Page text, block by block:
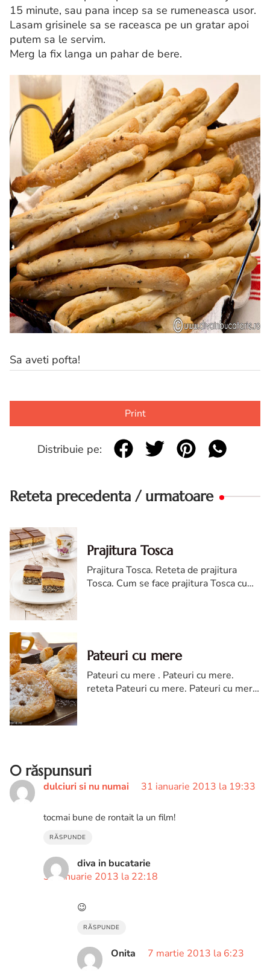
15 minute, sau pana incep sa se rumeneasca usor.
Lasam grisinele sa se raceasca pe un gratar apoi
putem sa le servim.
Merg la fix langa un pahar de bere.
Sa aveti pofta!
Print
Distribuie pe:
Reteta precedenta / urmatoare
Prajitura Tosca
Prajitura Tosca. Reteta de prajitura
Tosca. Cum se face prajitura Tosca cu
Pateuri cu mere
Pateuri cu mere . Pateuri cu mere.
reteta Pateuri cu mere. Pateuri cu mere
0 răspunsuri
dulciuri si nu numai 31 ianuarie 2013 la 19:33
tocmai bune de rontait la un film!
RĂSPUNDE
diva in bucatarie
31 ianuarie 2013 la 22:18
😉
RĂSPUNDE
Onita 7 martie 2013 la 6:23